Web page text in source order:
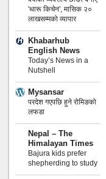
'थारू किचेन', मासिक २०
लाखसम्मको व्यापार
Khabarhub
English News
Today’s News in a
Nutshell
Mysansar
परदेश गएपछि हुने रोमिङको
लफडा
Nepal – The
Himalayan Times
Bajura kids prefer
shepherding to study